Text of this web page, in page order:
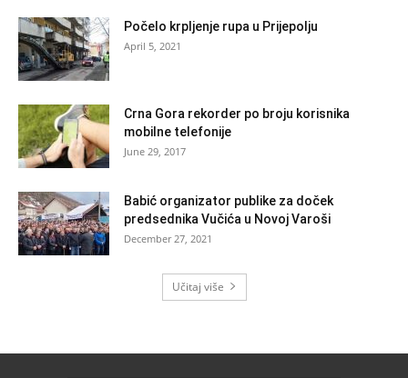
Počelo krpljenje rupa u Prijepolju
April 5, 2021
Crna Gora rekorder po broju korisnika
mobilne telefonije
June 29, 2017
Babić organizator publike za doček
predsednika Vučića u Novoj Varoši
December 27, 2021
Učitaj više